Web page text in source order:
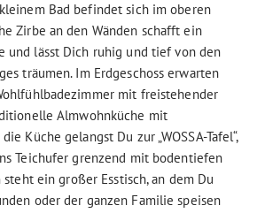
Bad befindet sich im oberen
Zirbe an den Wänden schafft ein
und lässt Dich ruhig und tief von den
träumen. Im Erdgeschoss erwarten
mit freistehender
Almwohnküche mit
Küche gelangst Du zur „WOSSA-Tafel“,
Teichufer grenzend mit bodentiefen
ein großer Esstisch, an dem Du
oder der ganzen Familie speisen